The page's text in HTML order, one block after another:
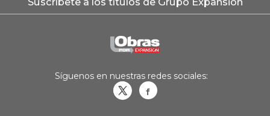
Síguenos en nuestras redes sociales: